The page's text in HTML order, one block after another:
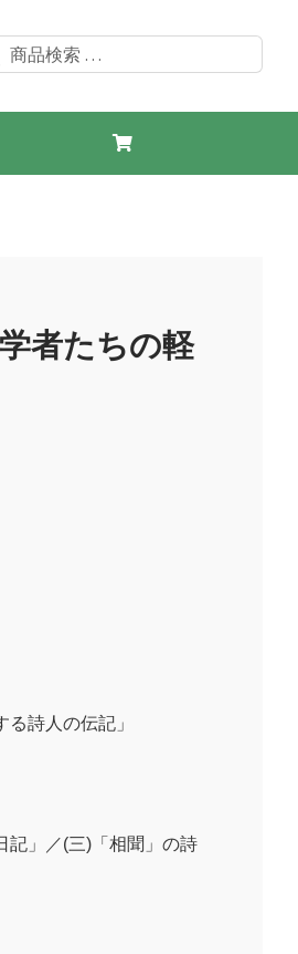
者たちの軽
詩人の伝記」
記」／(三)「相聞」の詩